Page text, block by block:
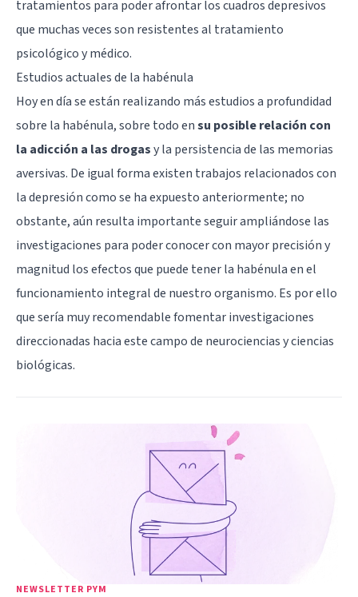
tratamientos para poder afrontar los cuadros depresivos
que muchas veces son resistentes al tratamiento
psicológico y médico.
Estudios actuales de la habénula
Hoy en día se están realizando más estudios a profundidad
sobre la habénula, sobre todo ensu posible relación con
la adicción a las drogasy la persistencia de las memorias
aversivas. De igual forma existen trabajos relacionados con
la depresión como se ha expuesto anteriormente; no
obstante, aún resulta importante seguir ampliándose las
investigaciones para poder conocer con mayor precisión y
magnitud los efectos que puede tener la habénula en el
funcionamiento integral de nuestro organismo. Es por ello
que sería muy recomendable fomentar investigaciones
direccionadas hacia este campo de neurociencias y ciencias
biológicas.
NEWSLETTER PYM